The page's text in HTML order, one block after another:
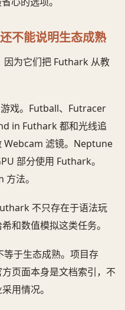
不能说明生态成熟
因为它们把 Futhark 从教
戏。Futball、Futracer
in Futhark 都和光线追
Webcam 滤镜。Neptune
部分使用 Futhark。
法。
不只存在于语法玩
和数值模拟这类任务。
于生态成熟。项目存
页面本身是文档索引，不
用情况。